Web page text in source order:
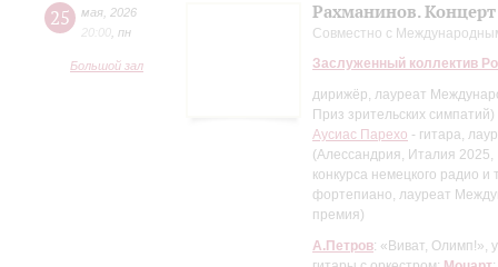
25 мая 2026
20:00 пн
Большой зал
Рахманинов.
Совместно с
Заслуженный коллектив
дирижёр, лауреат
Приз зрительских
Аусиас Парехо - гитара,
(Алессандрия, Италия
конкурса немецкого радио
фортепиано, лауреат
премия)
А.Петров: «Виват, Олимп!»,